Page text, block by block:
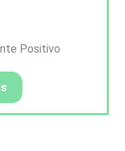
Positivo